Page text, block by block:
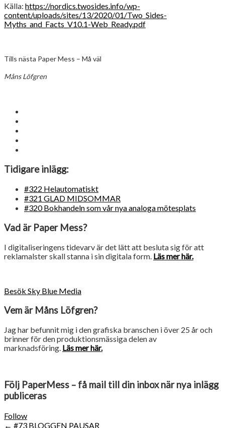
Källa: https://nordics.twosides.info/wp-
content/uploads/sites/13/2020/01/Two_Sides-
Myths_and_Facts_V10.1-Web_Ready.pdf
Tills nästa Paper Mess – Må väl
Måns Löfgren
Tidigare inlägg:
#322 Helautomatiskt
#321 GLAD MIDSOMMAR
#320 Bokhandeln som vår nya analoga mötesplats
Vad är Paper Mess?
I digitaliseringens tidevarv är det lätt att besluta sig för att
reklamalster skall stanna i sin digitala form. Läs mer här.
Besök Sky Blue Media
Vem är Måns Löfgren?
Jag har befunnit mig i den grafiska branschen i över 25 år och
brinner för den produktionsmässiga delen av
marknadsföring. Läs mer här.
Följ PaperMess – få mail till din inbox när nya inlägg
publiceras
Follow
← #73 BLOGGEN PAUSAR